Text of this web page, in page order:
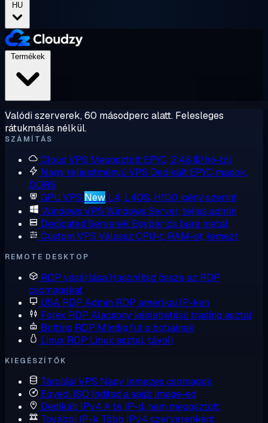
HU
Valódi szerverek, 60 másodperc alatt. Felesleges
rátukmálás nélkül.
SZÁMÍTÁS
Cloud VPS Megosztott EPYC, 2,48 $/hó-tól
Nagy teljesítményű VPS Dedikált EPYC magok,
DDR5
GPU VPS New L4, L40S, H100 igény szerint
Windows VPS Windows Server, teljes admin
Dedicated Serverek Egybérlős bare metal
Custom VPS Válassz CPU-t, RAM-ot, lemezt
REMOTE DESKTOP
RDP vásárlása Hasonlítsd össze az RDP
csomagokat
USA RDP Admin RDP amerikai IP-ken
Forex RDP Alacsony késleltetésű trading asztal
Botting RDP Mindig fut a botjainak
Linux RDP Linux asztal, távoli
KIEGÉSZÍTŐK
Tárolási VPS Nagy lemezes csomagok
Egyedi ISO Indítsd a saját image-ed
Dedikált IPv4 A te IP-d, nem megosztott
További IP-k Több IPv4 szerverenként